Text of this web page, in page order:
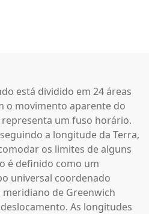
está dividido em 24 áreas
o movimento aparente do
representa um fuso horário.
a longitude da Terra,
os limites de alguns
é definido como um
universal coordenado
de Greenwich
As longitudes